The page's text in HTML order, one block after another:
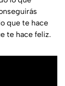
que te hace
te hace feliz.